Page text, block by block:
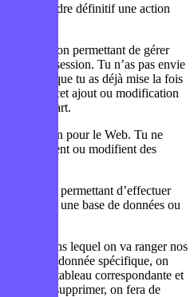
fait de rendre définitif une action
application permettant de gérer
en ta possession. Tu n’as pas envie
que tu as déjà mise la fois
que cet ajout ou modification
quelque part.
application pour le Web. Tu ne
qui ajoutent ou modifient des
un outil permettant d’effectuer
cela une base de données ou
tableau dans lequel on va ranger nos
d’une donnée spécifique, on
ligne du tableau correspondante et
ou la supprimer, on fera de